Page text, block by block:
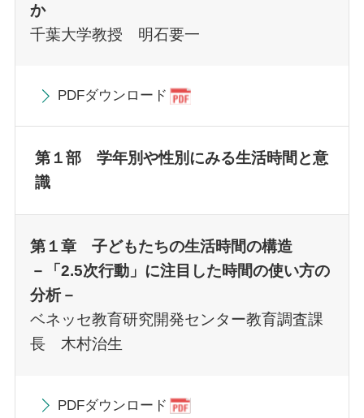
か
千葉大学教授 明石要一
PDFダウンロード
第１部 学年別や性別にみる生活時間と意
識
第１章 子どもたちの生活時間の構造
－「2.5次行動」に注目した時間の使い方の
分析－
ベネッセ教育研究開発センター教育調査課
長 木村治生
PDFダウンロード